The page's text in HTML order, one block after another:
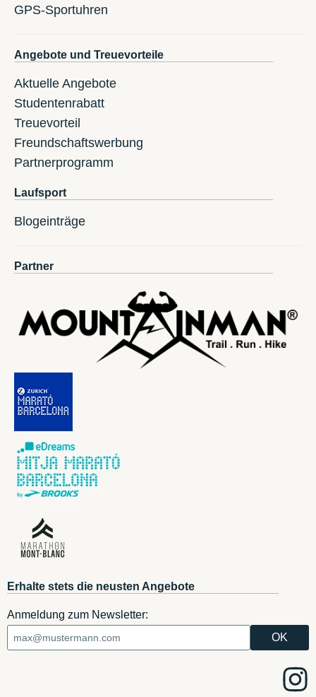
GPS-Sportuhren
Angebote und Treuevorteile
Aktuelle Angebote
Studentenrabatt
Treuevorteil
Freundschaftswerbung
Partnerprogramm
Laufsport
Blogeinträge
Partner
Erhalte stets die neusten Angebote
Anmeldung zum Newsletter: